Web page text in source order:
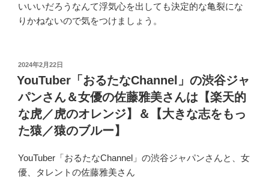
いいいだろうなんて浮気心を出しても決定的な亀裂にな
りかねないので気をつけましょう。
投
稿
日:
2024年2月22日
YouTuber「おるたなChannel」の渋谷ジャ
パンさん＆女優の佐藤雅美さんは【楽天的
な虎／虎のオレンジ】＆【大きな志をもっ
た猿／猿のブルー】
YouTuber「おるたなChannel」の渋谷ジャパンさんと、女
優、タレントの佐藤雅美さん